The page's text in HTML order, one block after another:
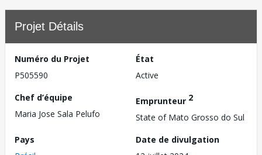
Projet Détails
Numéro du Projet
P505590
État
Active
Chef d’équipe
Maria Jose Sala Pelufo
Emprunteur 2
State of Mato Grosso do Sul
Pays
Date de divulgation